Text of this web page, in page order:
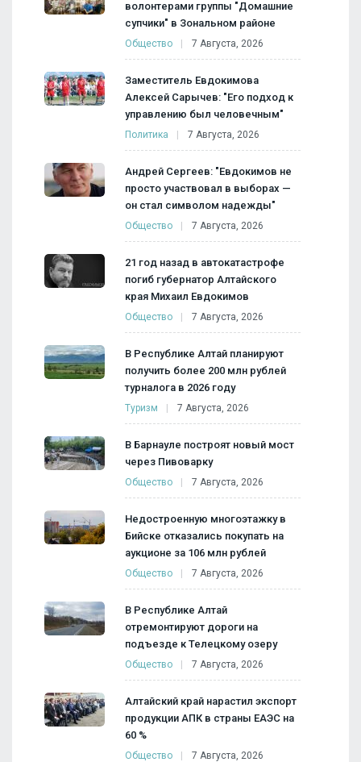
волонтерами группы "Домашние
супчики" в Зональном районе
Общество 7 Августа, 2026
Заместитель Евдокимова
Алексей Сарычев: "Его подход к
управлению был человечным"
Политика 7 Августа, 2026
Андрей Сергеев: "Евдокимов не
просто участвовал в выборах —
он стал символом надежды"
Общество 7 Августа, 2026
21 год назад в автокатастрофе
погиб губернатор Алтайского
края Михаил Евдокимов
Общество 7 Августа, 2026
В Республике Алтай планируют
получить более 200 млн рублей
турналога в 2026 году
Туризм 7 Августа, 2026
В Барнауле построят новый мост
через Пивоварку
Общество 7 Августа, 2026
Недостроенную многоэтажку в
Бийске отказались покупать на
аукционе за 106 млн рублей
Общество 7 Августа, 2026
В Республике Алтай
отремонтируют дороги на
подъезде к Телецкому озеру
Общество 7 Августа, 2026
Алтайский край нарастил экспорт
продукции АПК в страны ЕАЭС на
60 %
Общество 7 Августа, 2026